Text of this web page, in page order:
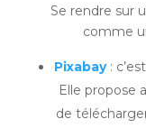
Se rendre sur
comme
Pixabay :
Elle propose
de